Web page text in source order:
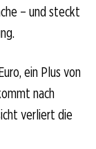
– und steckt
ein Plus von
nach
verliert die